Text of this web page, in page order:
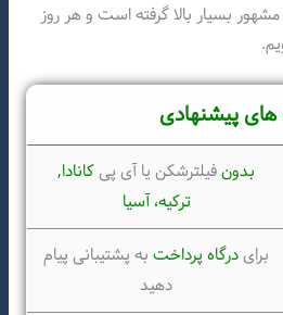
مشهور بسیار بالا گرفته است و هر روز
پیشنهادی
بدونفیلترشکن یا آی پیکانادا,
ترکیه، آسیا
برایدرگاه پرداختبه پشتیبانی پیام
دهید